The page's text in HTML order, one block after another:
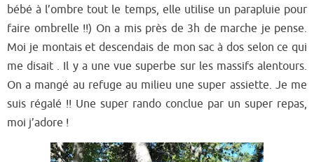
bébé à l’ombre tout le temps, elle utilise un parapluie pour
faire ombrelle !!) On a mis près de 3h de marche je pense.
Moi je montais et descendais de mon sac à dos selon ce qui
me disait . Il y a une vue superbe sur les massifs alentours.
On a mangé au refuge au milieu une super assiette. Je me
suis régalé !! Une super rando conclue par un super repas,
moi j’adore !